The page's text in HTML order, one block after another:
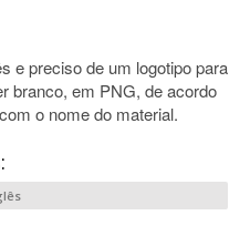
e preciso de um logotipo para
branco, em PNG, de acordo
o nome do material.